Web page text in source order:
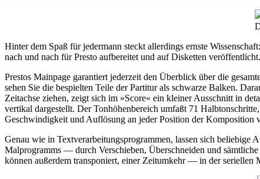
Hinter dem Spaß für jedermann steckt allerdings ernste
nach und nach für Presto aufbereitet und auf Disketten
Prestos Mainpage garantiert jederzeit den Überblick über die
sehen Sie die bespielten Teile der Partitur als schwarze Balken.
Zeitachse ziehen, zeigt sich im »Score« ein kleiner Ausschnitt in
vertikal dargestellt. Der Tonhöhenbereich umfaßt 71
Geschwindigkeit und Auflösung an jeder Position der Komposition
Genau wie in Textverarbeitungsprogrammen, lassen sich
Malprogramms — durch Verschieben, Überschneiden und
können außerdem transponiert, einer Zeitumkehr — in der